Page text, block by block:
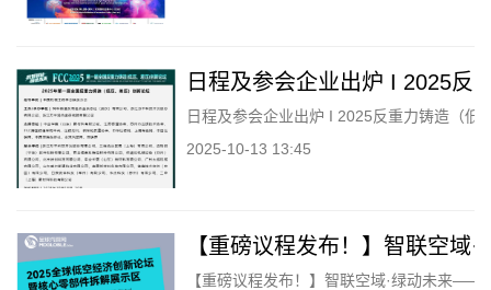
日程及参会企业出炉 I 2025反
日程及参会企业出炉 I 2025反重力铸造（低
2025-10-13 13:45
【重磅议程发布！】智联空
【重磅议程发布！】智联空域·绿动未来